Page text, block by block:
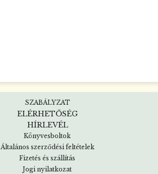
SZABÁLYZAT
ELÉRHETŐSÉG
HÍRLEVÉL
Könyvesboltok
Általános szerződési feltételek
Fizetés és szállítás
Jogi nyilatkozat